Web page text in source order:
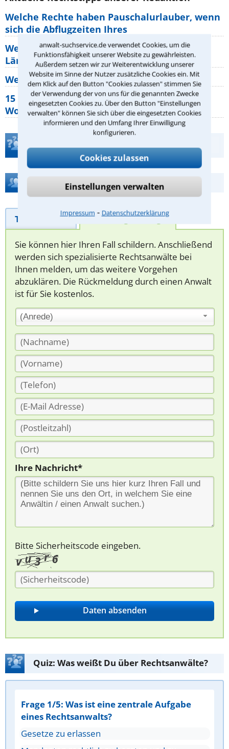
anwalt-suchservice.de verwendet Cookies, um die
Funktionsfähigkeit unserer Website zu gewährleisten.
Außerdem setzen wir zur Weiterentwicklung unserer
Website im Sinne der Nutzer zusätzliche Cookies ein. Mit
dem Klick auf den Button "Cookies zulassen" stimmen Sie
der Verwendung der von uns für die genannten Zwecke
eingesetzten Cookies zu. Über den Button "Einstellungen
verwalten" können Sie sich über die eingesetzten Cookies
informieren und den Umfang Ihrer Einwilligung
konfigurieren.
Cookies zulassen
Einstellungen verwalten
Impressum ⁃ Datenschutzerklärung
Welche Rechte haben Pauschalurlauber, wenn
sich die Abflugzeiten Ihres
Welche Rechte habe ich, wenn die Nachbarn
Lärm machen?
Wer muss Zweitwohnungssteuer zahlen?
15 elementare Rechte, die jeder
Wohnungseigentümer kennen sollte
Hilfe bei Ihrer Anwaltsuche?
Telefonhilfe Beratungsanfrage
Sie können hier Ihren Fall schildern. Anschließend
werden sich spezialisierte Rechtsanwälte bei
Ihnen melden, um das weitere Vorgehen
abzuklären. Die Rückmeldung durch einen Anwalt
ist für Sie kostenlos.
(Anrede)
Ihre Nachricht*
Bitte Sicherheitscode eingeben.
Quiz: Was weißt Du über Rechtsanwälte?
Frage 1/5: Was ist eine zentrale Aufgabe
eines Rechtsanwalts?
Gesetze zu erlassen